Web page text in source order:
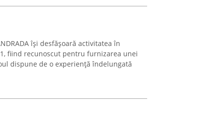
își desfășoară activitatea în
fiind recunoscut pentru furnizarea unei
dispune de o experiență îndelungată